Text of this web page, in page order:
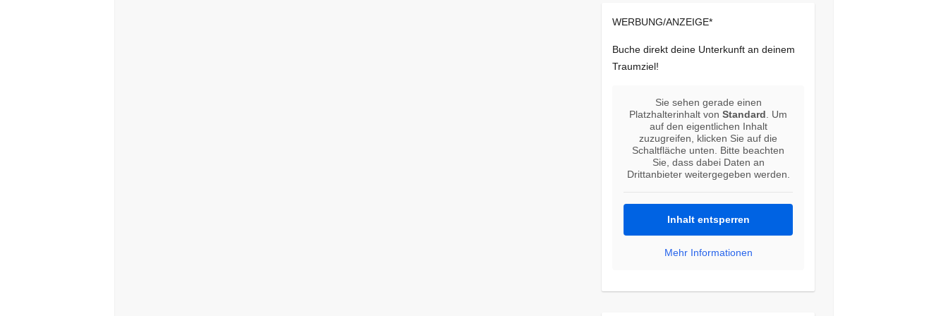
WERBUNG/ANZEIGE*
Buche direkt deine Unterkunft an deinem
Traumziel!
Sie sehen gerade einen
Platzhalterinhalt vonStandard . Um
auf den eigentlichen Inhalt
zuzugreifen, klicken Sie auf die
Schaltfläche unten. Bitte beachten
Sie, dass dabei Daten an
Drittanbieter weitergegeben werden.
Inhalt entsperren
Mehr Informationen